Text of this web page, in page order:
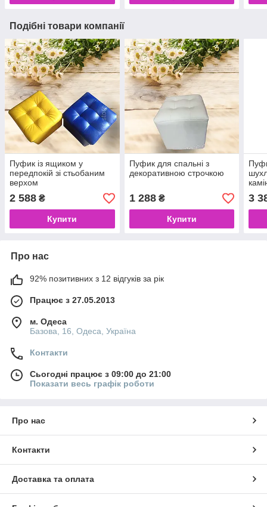
Подібні товари компанії
Пуфик із ящиком у
передпокій зі стьобаним
верхом
2 588 ₴
Купити
Пуфик для спальні з
декоративною строчкою
1 288₴
Купити
3
Про нас
92% позитивних з 12 відгуків за рік
Працює з 27.05.2013
м. Одеса
Базова, 16, Одеса, Україна
Контакти
Сьогодні працює з 09:00 до 21:00
Показати весь графік роботи
Про нас
Контакти
Доставка та оплата